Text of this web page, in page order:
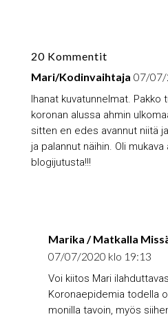
20 Kommentit
Mari/Kodinvaihtaja 07/07/
Ihanat kuvatunnelmat. Pakko
koronan alussa ahmin
sitten en edes avannut niitä
ja palannut näihin. Oli
blogijutusta!!!
Marika / Matkalla
07/07/2020 klo 19:13
Voi kiitos Mari
Koronaepidemia todella
monilla tavoin, myös